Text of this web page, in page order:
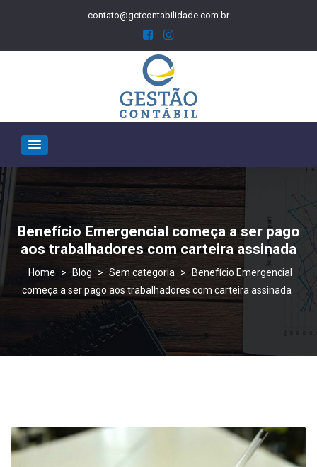
contato@gctcontabilidade.com.br
Benefício Emergencial começa a ser pago
aos trabalhadores com carteira assinada
> Blog > Sem categoria >
Benefício Emergencial
começa a ser pago aos trabalhadores com carteira assinada